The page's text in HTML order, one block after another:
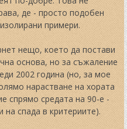
де - просто подобен
примери.
нещо, което да постави
основа, но за съжаление
2002 година (но, за мое
нарастване на хората
спрямо средата на 90-е -
спада в критериите).